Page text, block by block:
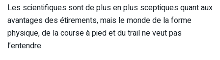
Les scientifiques sont de plus en plus sceptiques quant aux
avantages des étirements, mais le monde de la forme
physique, de la course à pied et du trail ne veut pas
l’entendre.